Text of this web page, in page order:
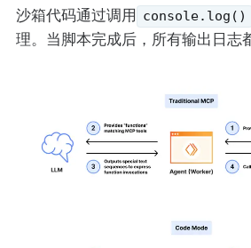
沙箱代码通过调用 console.log()
理。当脚本完成后，所有输出日志